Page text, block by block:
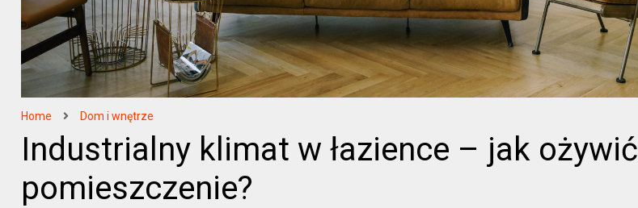
Home Dom i wnętrze
Industrialny klimat w łazience – jak ożywić
pomieszczenie?